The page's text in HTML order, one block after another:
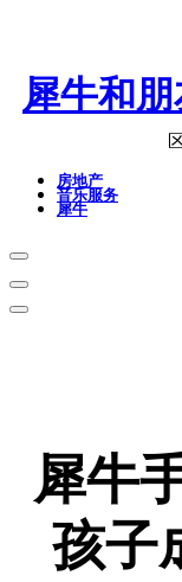
犀牛和
房地产
音乐服务
犀牛
犀牛
孩子